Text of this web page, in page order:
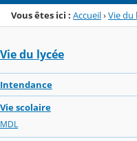
Vous êtes ici : Accueil›Vie du
Vie du lycée
Intendance
Vie scolaire
MDL